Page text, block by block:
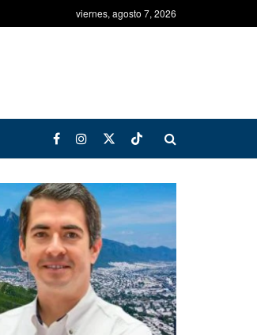
viernes, agosto 7, 2026